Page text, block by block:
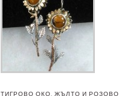
ТИГРОВО ОКО, ЖЪЛТО И РОЗОВО